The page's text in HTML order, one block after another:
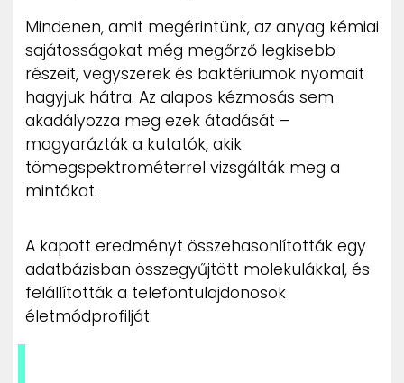
Mindenen, amit megérintünk, az anyag kémiai
sajátosságokat még megőrző legkisebb
részeit, vegyszerek és baktériumok nyomait
hagyjuk hátra. Az alapos kézmosás sem
akadályozza meg ezek átadását –
magyarázták a kutatók, akik
tömegspektrométerrel vizsgálták meg a
mintákat.
A kapott eredményt összehasonlították egy
adatbázisban összegyűjtött molekulákkal, és
felállították a telefontulajdonosok
életmódprofilját.